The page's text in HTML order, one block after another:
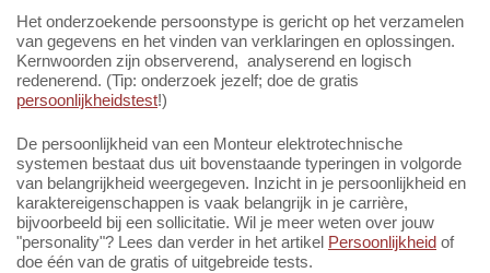
Het onderzoekende persoonstype is gericht op het verzamelen
van gegevens en het vinden van verklaringen en oplossingen.
Kernwoorden zijn observerend, analyserend en logisch
redenerend. (Tip: onderzoek jezelf; doe de gratis
persoonlijkheidstest!)
De persoonlijkheid van een Monteur elektrotechnische
systemen bestaat dus uit bovenstaande typeringen in volgorde
van belangrijkheid weergegeven. Inzicht in je persoonlijkheid en
karaktereigenschappen is vaak belangrijk in je carrière,
bijvoorbeeld bij een sollicitatie. Wil je meer weten over jouw
"personality"? Lees dan verder in het artikel Persoonlijkheid of
doe één van de gratis of uitgebreide tests.